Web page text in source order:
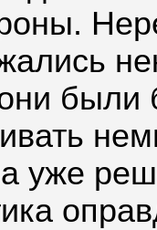
были
уже